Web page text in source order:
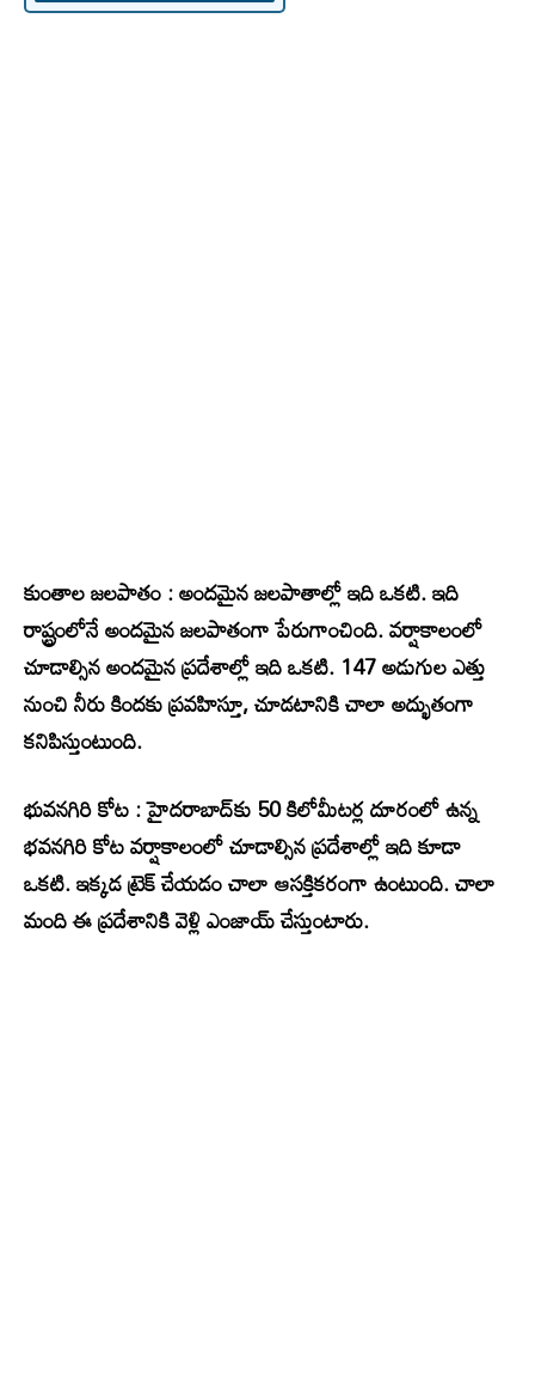
కుంతాల జలపాతం : అందమైన జలపాతాల్లో ఇది ఒకటి. ఇది
రాష్ట్రంలోనే అందమైన జలపాతంగా పేరుగాంచింది. వర్షాకాలంలో
చూడాల్సిన అందమైన ప్రదేశాల్లో ఇది ఒకటి. 147 అడుగుల ఎత్తు
నుంచి నీరు కిందకు ప్రవహిస్తూ, చూడటానికి చాలా అద్భుతంగా
కనిపిస్తుంటుంది.
భువనగిరి కోట : హైదరాబాద్‌కు 50 కిలోమీటర్ల దూరంలో ఉన్న
భవనగిరి కోట వర్షాకాలంలో చూడాల్సిన ప్రదేశాల్లో ఇది కూడా
ఒకటి. ఇక్కడ ట్రెక్ చేయడం చాలా ఆసక్తికరంగా ఉంటుంది. చాలా
మంది ఈ ప్రదేశానికి వెళ్లి ఎంజాయ్ చేస్తుంటారు.